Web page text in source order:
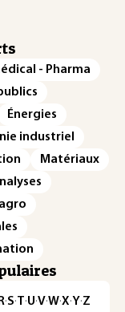
- Pharma
Énergies
industriel
Matériaux
R·S·T·U·V·W·X·Y·Z